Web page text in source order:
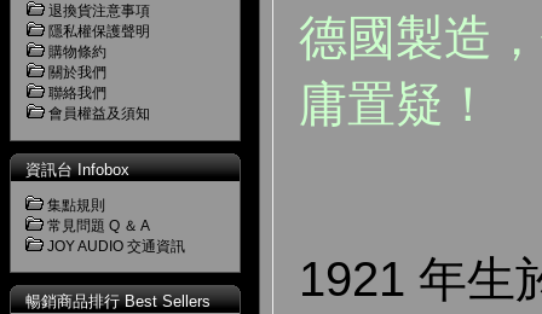
退換貨注意事項
隱私權保護聲明
購物條約
關於我們
聯絡我們
會員權益及須知
資訊台 Infobox
集點規則
常見問題 Q ＆ A
JOY AUDIO 交通資訊
暢銷商品排行 Best Sellers
德國製造
庸置疑！
1921 年生